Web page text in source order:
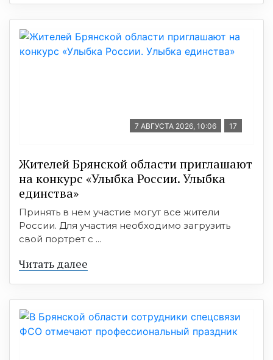
7 АВГУСТА 2026, 10:06 17
Жителей Брянской области приглашают
на конкурс «Улыбка России. Улыбка
единства»
Принять в нем участие могут все жители
России. Для участия необходимо загрузить
свой портрет с ...
Читать далее